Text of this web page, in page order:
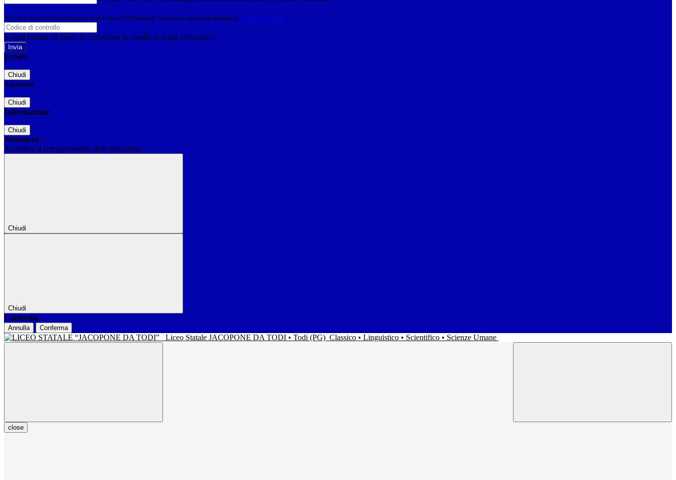
Non hai una e-mail associata al nome utente? Effettua il reset della password tramite la Login Spaggiari
E-mail inviata, si prega di controllare la casella di posta elettronica!
Errore
Chiudi
Successo
Chiudi
Informazione
Chiudi
Attendere...
Attendere il completamento dell'operazione...
Chiudi
Chiudi
Conferma
Annulla Conferma
Liceo Statale JACOPONE DA TODI • Todi (PG) Classico • Linguistico • Scientifico • Scienze Umane
close